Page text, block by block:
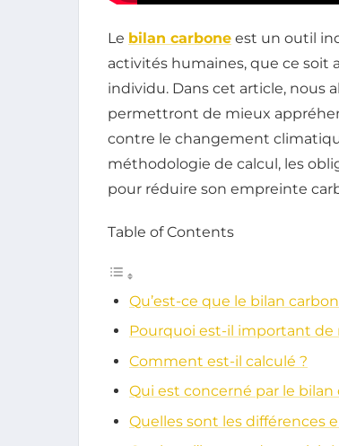
Le bilan carbone est un outil
activités humaines, que ce soit
individu. Dans cet article, nous
permettront de mieux
contre le changement
méthodologie de calcul, les
pour réduire son empreinte
Table of Contents
Qu’est-ce que le bilan
Pourquoi est-il important de
Comment est-il calculé ?
Qui est concerné par le bilan
Quelles sont les différences